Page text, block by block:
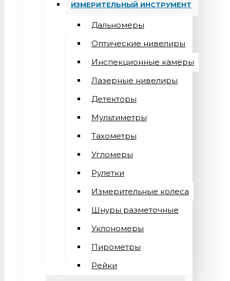
ИЗМЕРИТЕЛЬНЫЙ ИНСТРУМЕНТ
Дальномеры
Оптические нивелиры
Инспекционные камеры
Лазерные нивелиры
Детекторы
Мультиметры
Тахометры
Угломеры
Рулетки
Измерительные колеса
Шнуры разметочные
Уклономеры
Пирометры
Рейки